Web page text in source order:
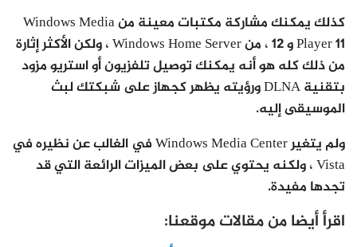
كذلك يمكنك مشاركة مكتبات معينة من Windows Media
Player 11 و 12 ، من Windows Home Server ، ولكن الأكثر إثارة
من ذلك كله هو أنه يمكنك توصيل تلفزيون أو استريو مزود
بتقنية DLNA ورؤيته يظهر كجهاز على شبكتك لبث
الموسيقى إليه.
ولم يتغير Windows Media Center في الغالب عن نظيره في
Vista ، ولكنه يحتوي على بعض الميزات الرائعة التي قد
تجدها مفيدة.
اقرأ أيضا من مقالات موقعنا: